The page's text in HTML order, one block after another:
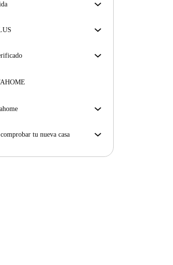
nosotros te la
más altos de seguridad y
todo el alquiler.
fecha de entrada, Spotahome A) te
nueva casa o B) te hará
comprobar tu nueva casa